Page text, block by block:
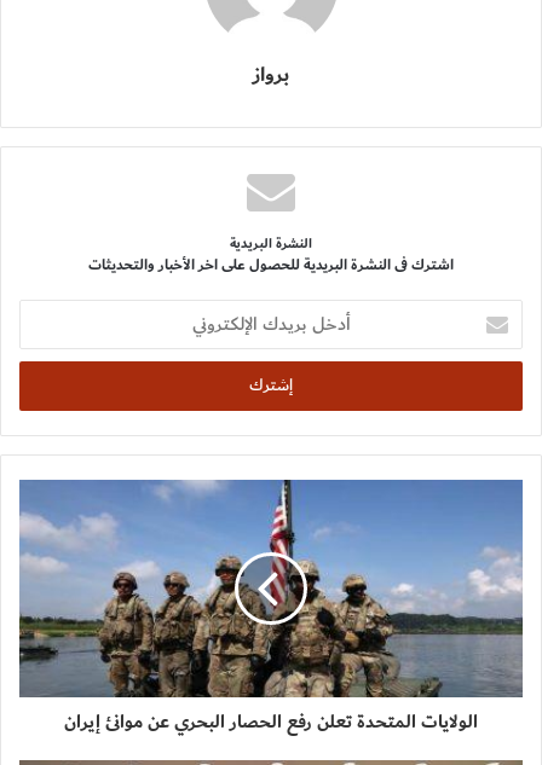
برواز
النشرة البريدية
اشترك فى النشرة البريدية للحصول على اخر الأخبار والتحديثات
أدخل
بريدك
الإلكتروني
الولايات المتحدة تعلن رفع الحصار البحري عن موانئ إيران